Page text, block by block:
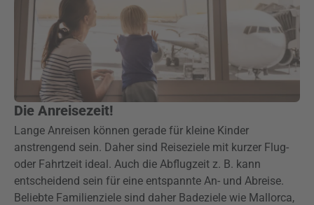
Die Anreisezeit!
Lange Anreisen können gerade für kleine Kinder
anstrengend sein. Daher sind Reiseziele mit kurzer Flug-
oder Fahrtzeit ideal. Auch die Abflugzeit z. B. kann
entscheidend sein für eine entspannte An- und Abreise.
Beliebte Familienziele sind daher Badeziele wie Mallorca,